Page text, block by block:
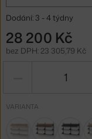
Dodání: 3 - 4 týdny
28 200 Kč
bez DPH: 23 305,79 Kč
VARIANTA